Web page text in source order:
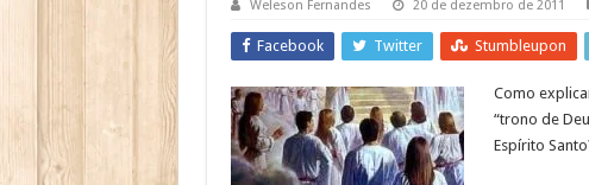
Weleson Fernandes 20 de dezembro de 2011
Facebook Twitter Stumbleupon
Como
“trono de
Espírito